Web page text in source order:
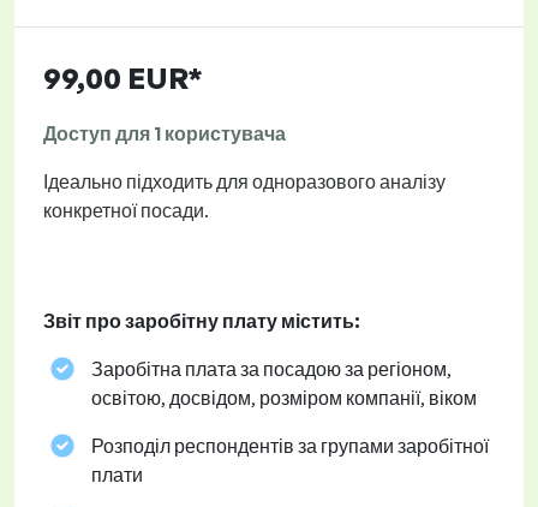
99,00 EUR*
Доступ для 1 користувача
Ідеально підходить для одноразового аналізу
конкретної посади.
Звіт про заробітну плату містить:
Заробітна плата за посадою за регіоном,
освітою, досвідом, розміром компанії, віком
Розподіл респондентів за групами заробітної
плати